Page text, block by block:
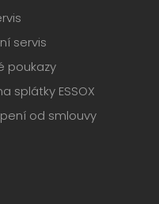
servis
poukazy
splátky ESSOX
od smlouvy